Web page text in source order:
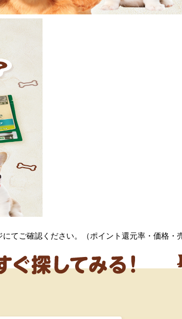
てご確認ください。（ポイント還元率・価格・